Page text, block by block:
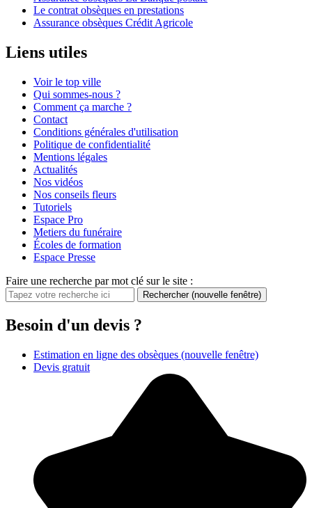
Le contrat obsèques en prestations
Assurance obsèques Crédit Agricole
Liens utiles
Voir le top ville
Qui sommes-nous ?
Comment ça marche ?
Contact
Conditions générales d'utilisation
Politique de confidentialité
Mentions légales
Actualités
Nos vidéos
Nos conseils fleurs
Tutoriels
Espace Pro
Metiers du funéraire
Écoles de formation
Espace Presse
Faire une recherche par mot clé sur le site :
Rechercher (nouvelle fenêtre)
Besoin d'un devis ?
Estimation en ligne des obsèques (nouvelle fenêtre)
Devis gratuit